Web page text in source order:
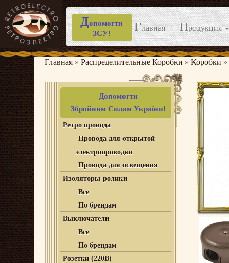
Перейти
содержимому
Допомогти
ЗСУ!
Главная Продукция
Главная » Распределительные Коробки » Коробки »
Допомогти
Збройним Силам України!
Ретро провода
Провода для открытой
электропроводки
Провода для освещения
Изоляторы-ролики
Все
По брендам
Выключатели
Все
По брендам
Розетки (220В)